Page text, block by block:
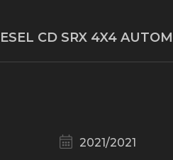
CD SRX 4X4
2021/2021